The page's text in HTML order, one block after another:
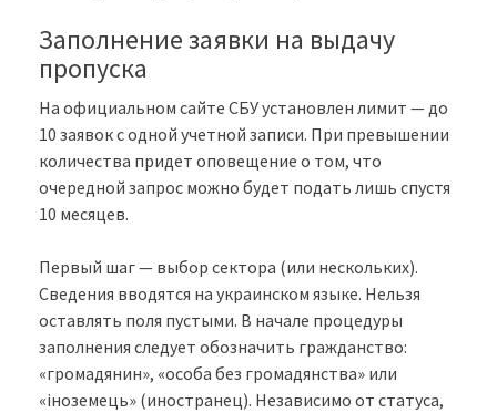
Заполнение заявки на выдачу
пропуска
На официальном сайте СБУ установлен лимит — до
10 заявок с одной учетной записи. При превышении
количества придет оповещение о том, что
очередной запрос можно будет подать лишь спустя
10 месяцев.
Первый шаг — выбор сектора (или нескольких).
Сведения вводятся на украинском языке. Нельзя
оставлять поля пустыми. В начале процедуры
заполнения следует обозначить гражданство:
«громадянин», «особа без громадянства» или
«іноземець» (иностранец). Независимо от статуса,